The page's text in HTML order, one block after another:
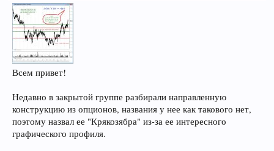
Всем привет!
Недавно в закрытой группе разбирали направленную
конструкцию из опционов, названия у нее как такового нет,
поэтому назвал ее "Крякозябра" из-за ее интересного
графического профиля.